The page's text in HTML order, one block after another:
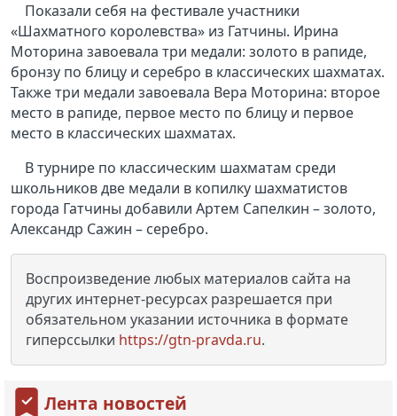
Показали себя на фестивале участники
«Шахматного королевства» из Гатчины. Ирина
Моторина завоевала три медали: золото в рапиде,
бронзу по блицу и серебро в классических шахматах.
Также три медали завоевала Вера Моторина: второе
место в рапиде, первое место по блицу и первое
место в классических шахматах.
В турнире по классическим шахматам среди
школьников две медали в копилку шахматистов
города Гатчины добавили Артем Сапелкин – золото,
Александр Сажин – серебро.
Воспроизведение любых материалов сайта на
других интернет-ресурсах разрешается при
обязательном указании источника в формате
гиперссылки https://gtn-pravda.ru.
Лента новостей